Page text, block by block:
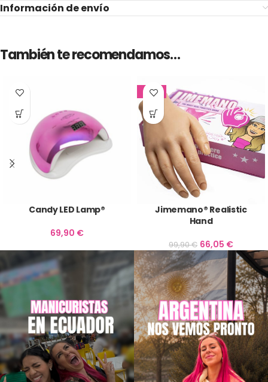
Información de envío
También te recomendamos…
Candy LED Lamp®
69,90 €
-34%
Jimemano® Realistic
Hand
99,90€ 66,05 €